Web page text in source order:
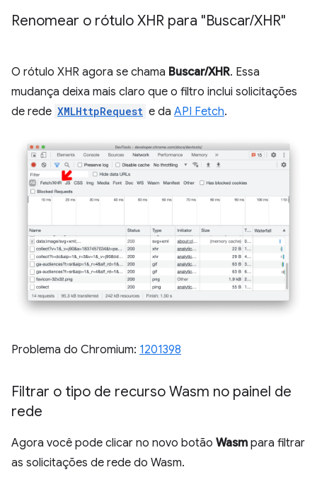
Renomear o rótulo XHR para "Buscar/XHR"
O rótulo XHR agora se chama Buscar/XHR. Essa
mudança deixa mais claro que o filtro inclui solicitações
de rede XMLHttpRequest e da API Fetch.
Problema do Chromium: 1201398
Filtrar o tipo de recurso Wasm no painel de
rede
Agora você pode clicar no novo botão Wasm para filtrar
as solicitações de rede do Wasm.